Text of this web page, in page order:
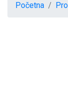
Početna